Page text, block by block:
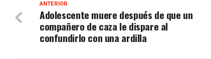
ANTERIOR
Adolescente muere después de que un
compañero de caza le dispare al
confundirlo con una ardilla